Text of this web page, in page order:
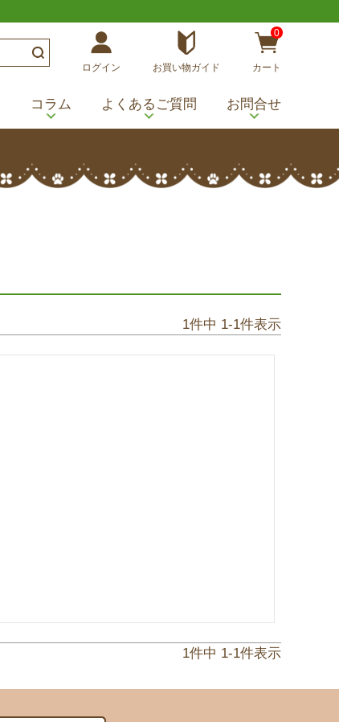
ログイン お買い物ガイド
0
カート
コラム よくあるご質問 お問合せ
1件中 1-1件表示
1件中 1-1件表示